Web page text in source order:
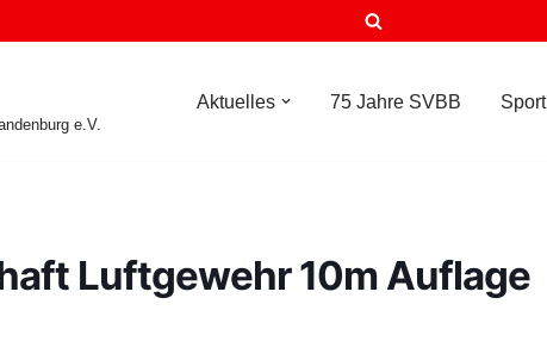
e.V.
Aktuelles 75 Jahre SVBB Sport
Luftgewehr 10m Auflage